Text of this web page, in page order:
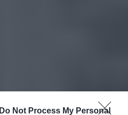
Do Not Process My Personal